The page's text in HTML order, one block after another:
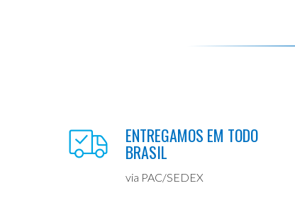
ENTREGAMOS EM TODO
BRASIL
via PAC/SEDEX